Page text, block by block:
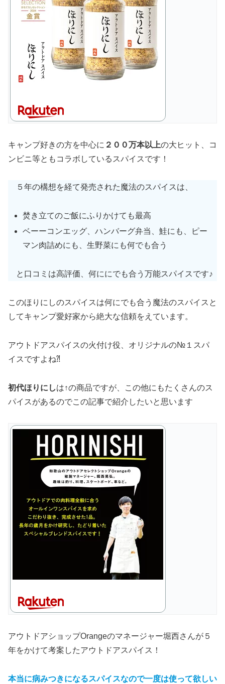
キャンプ好きの方を中心に ２００万本以上の大ヒット、コ
ンビニ等ともコラボしているスパイスです！
５年の構想を経て発売された魔法のスパイスは、
焚き立てのご飯にふりかけても最高
ベーーコンエッグ、ハンバーグ弁当、鮭にも、ピー
マン肉詰めにも、生野菜にも何でも合う
と口コミは高評価、何ににでも合う万能スパイスです♪
このほりにしのスパイスは何にでも合う魔法のスパイスと
してキャンプ愛好家から絶大な信頼をえています。
アウトドアスパイスの火付け役、オリジナルの№１スパ
イスですよね⁈
初代ほりにしは↑の商品ですが、この他にもたくさんのス
パイスがあるのでこの記事で紹介したいと思います
アウトドアショップOrangeのマネージャー堀西さんが５
年をかけて考案したアウトドアスパイス！
本当に病みつきになるスパイスなので一度は使って欲しい